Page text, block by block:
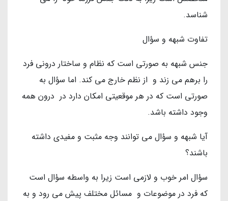
شناسد.
تفاوت شبهه و سؤال
جنس شبهه به صورتی است که نظام و ساختار درونی فرد
را برهم می زند و از نظم خارج می کند. اما سؤال به
صورتی است که در هر موقعیتی امکان دارد در درون همه
وجود داشته باشد.
آیا شبهه و سؤال می توانند وجه مثبت و مفیدی داشته
باشند؟
سؤال امر خوب و لازمی است زیرا به واسطه سؤال است
که فرد در موضوعات و مسائل مختلف پیش می رود و به